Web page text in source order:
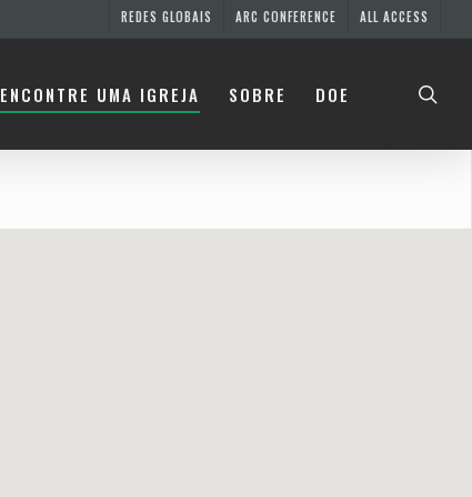
REDES GLOBAIS ARC CONFERENCE ALL ACCESS
ENCONTRE UMA IGREJA SOBRE DOE